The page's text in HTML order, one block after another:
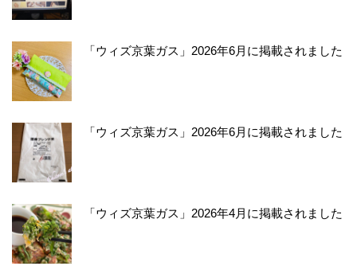
「ウィズ京葉ガス」2026年6月に掲載されました
「ウィズ京葉ガス」2026年6月に掲載されました
「ウィズ京葉ガス」2026年4月に掲載されました